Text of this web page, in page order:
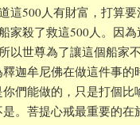
這500人有財富，打算
家殺了救這500人。因
以世尊為了讓這個船家
迦牟尼佛在做這件事的
們能做的，只是打個比
。菩提心戒最重要的在